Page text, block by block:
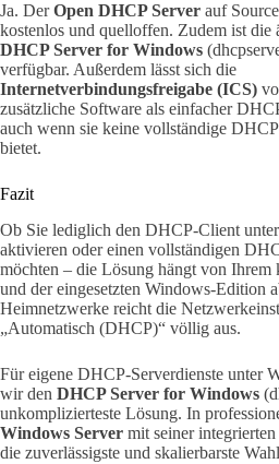
Ja. DerOpen DHCP Server auf
kostenlos und quelloffen. Zudem ist die
DHCP Server for Windows
verfügbar. Außerdem lässt sich die
Internetverbindungsfreigabe (ICS)
zusätzliche Software als einfacher
auch wenn sie keine vollständige
bietet.
Fazit
Ob Sie lediglich den DHCP-Client
aktivieren oder einen vollständigen
möchten – die Lösung hängt von Ihrem
und der eingesetzten Windows-Edition
Heimnetzwerke reicht die
„Automatisch (DHCP)“ völlig aus.
Für eigene DHCP-Serverdienste unter
wir den DHCP Server for Windows
unkomplizierteste Lösung. In
Windows Server mit seiner
die zuverlässigste und skalierbarste